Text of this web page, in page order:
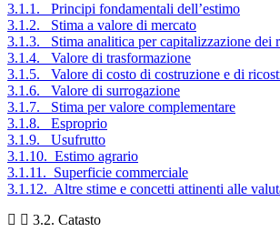
3.1.1. Principi fondamentali dell’estimo
3.1.2. Stima a valore di mercato
3.1.3. Stima analitica per capitalizzazione dei
3.1.4. Valore di trasformazione
3.1.5. Valore di costo di costruzione e di
3.1.6. Valore di surrogazione
3.1.7. Stima per valore complementare
3.1.8. Esproprio
3.1.9. Usufrutto
3.1.10. Estimo agrario
3.1.11. Superficie commerciale
3.1.12. Altre stime e concetti attinenti alle
3.2. Catasto